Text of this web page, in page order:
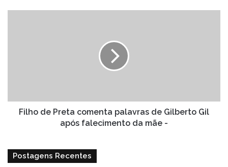
após
falecimento
Filho de Preta comenta palavras de Gilberto Gil
após falecimento da mãe -
Postagens Recentes